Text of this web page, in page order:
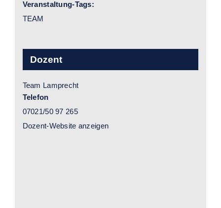
Veranstaltung-Tags:
TEAM
Dozent
Team Lamprecht
Telefon
07021/50 97 265
Dozent-Website anzeigen